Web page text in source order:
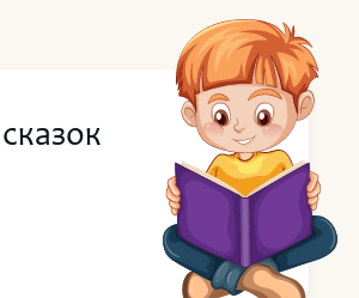
из разных камней и металлов,
перебил птенец. — Потому
земной коры. Земная кора
каша, называется она